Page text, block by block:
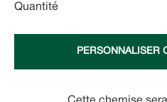
Quantité
PERSONNALISER